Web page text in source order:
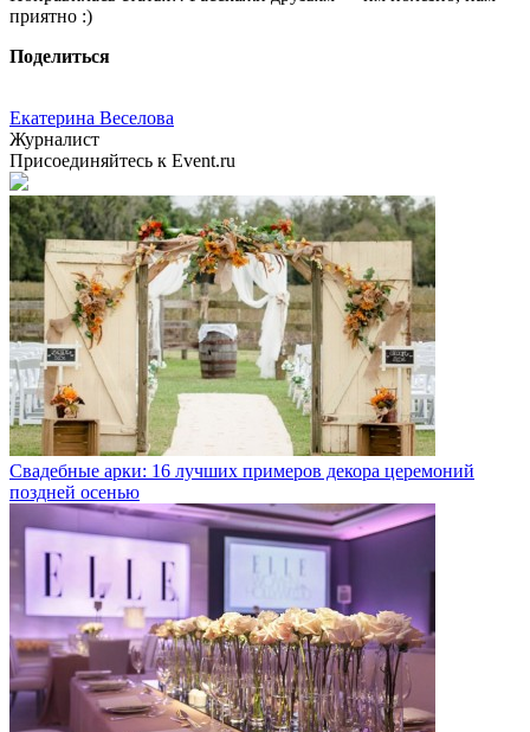
приятно :)
Поделиться
Екатерина Веселова
Журналист
Присоединяйтесь к Event.ru
Свадебные арки: 16 лучших примеров декора церемоний
поздней осенью